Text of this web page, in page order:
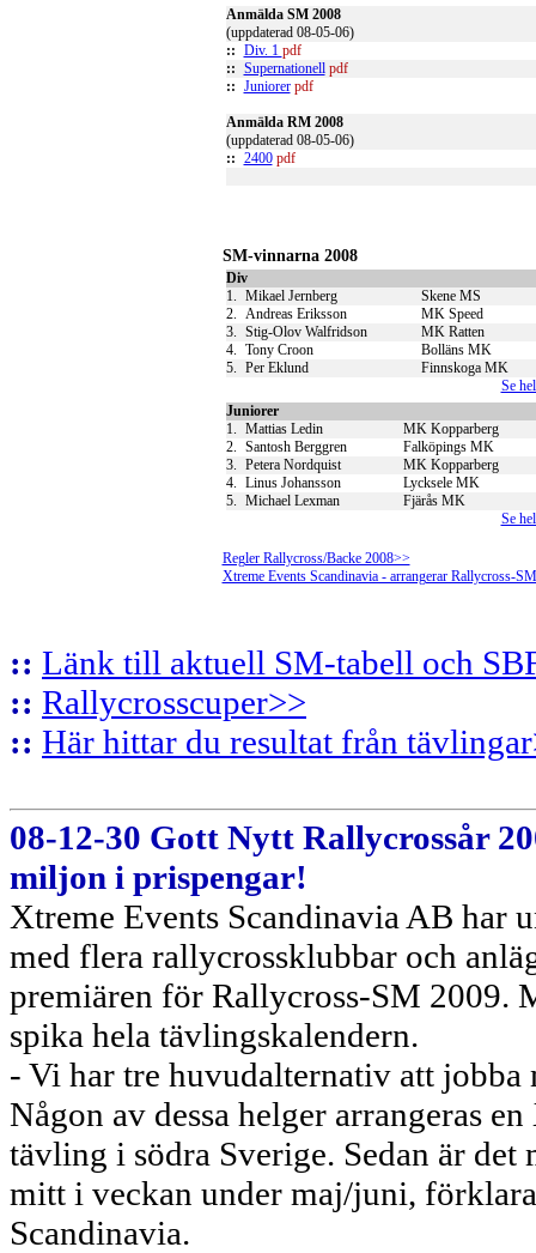
Anmälda SM 2008
(uppdaterad 08-05-06)
:: Div. 1 pdf
:: Supernationellpdf
:: Juniorer pdf
Anmälda RM 2008
(uppdaterad 08-05-06)
:: 2400 pdf
SM-vinnarna 2008
Div
1. Mikael Jernberg
Skene MS
2. Andreas Eriksson
MK Speed
3. Stig-Olov Walfridson
MK Ratten
4. Tony Croon
Bolläns MK
5. Per Eklund
Finnskoga MK
Se
Juniorer
1. Mattias Ledin
MK Kopparberg
2. Santosh Berggren
Falköpings MK
3. Petera Nordquist
MK Kopparberg
4. Linus Johansson
Lycksele MK
5. Michael Lexman
Fjärås MK
Se
Regler Rallycross/Backe 2008>>
Xtreme Events Scandinavia - arrangerar Rallycross-
:: Länk till aktuell SM-tabell och
:: Rallycrosscuper>>
:: Här hittar du resultat från
08-12-30 Gott Nytt Rallycrossår
miljon i prispengar!
Xtreme Events Scandinavia AB har
med flera rallycrossklubbar och
premiären för Rallycross-SM 2009.
spika hela tävlingskalendern.
- Vi har tre huvudalternativ att
Någon av dessa helger arrangeras
tävling i södra Sverige. Sedan är
mitt i veckan under maj/juni,
Scandinavia.